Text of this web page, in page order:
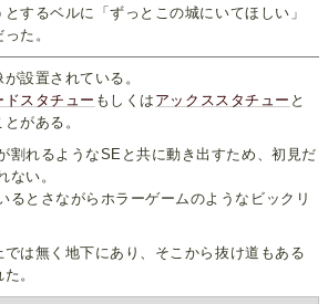
するベルに「ずっとこの城にいてほしい」
た。
設置されている。
ドスタチュー もしくは アックススタチュー と
がある。
割れるようなSEと共に動き出すため、初見だ
ない。
るとさながらホラーゲームのようなビックリ
は無く地下にあり、そこから抜け道もある
。